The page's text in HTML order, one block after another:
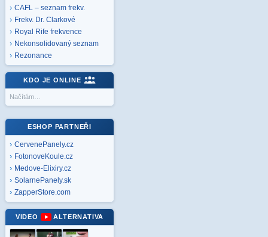
CAFL – seznam frekv.
Frekv. Dr. Clarkové
Royal Rife frekvence
Nekonsolidovaný seznam
Rezonance
KDO JE ONLINE
Načítám…
ESHOP PARTNEŘI
CervenePanely.cz
FotonoveKoule.cz
Medove-Elixiry.cz
SolarnePanely.sk
ZapperStore.com
VIDEO ALTERNATIVA